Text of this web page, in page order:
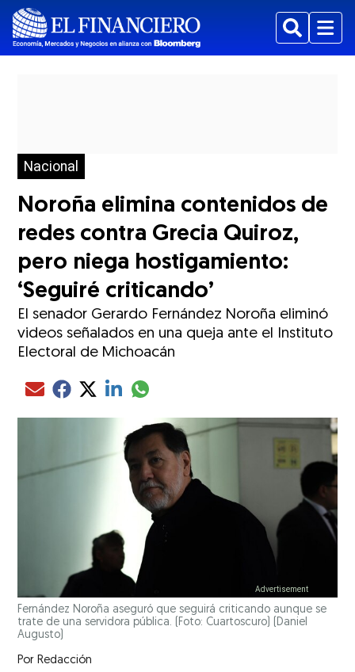
BuscarMenu
Nacional
Noroña elimina contenidos de
redes contra Grecia Quiroz,
pero niega hostigamiento:
‘Seguiré criticando’
El senador Gerardo Fernández Noroña eliminó
videos señalados en una queja ante el Instituto
Electoral de Michoacán
Compartir el artículo actual mediante Email
Compartir el artículo actual mediante Facebook
Compartir el artículo actual mediante Twitter
Compartir el artículo actual mediante LinkedIn
Compartir el artículo actual mediante
Fernández Noroña aseguró que seguirá criticando aunque se
trate de una servidora pública. (Foto: Cuartoscuro)
(Daniel
Augusto)
Por Redacción